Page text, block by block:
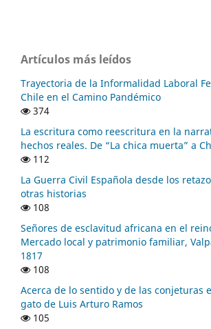
Artículos más leídos
Trayectoria de la Informalidad Laboral
Chile en el Camino Pandémico
374
La escritura como reescritura en la
hechos reales. De “La chica muerta” a
112
La Guerra Civil Española desde los
otras historias
108
Señores de esclavitud africana en el
Mercado local y patrimonio familiar,
1817
108
Acerca de lo sentido y de las conjeturas
gato de Luis Arturo Ramos
105